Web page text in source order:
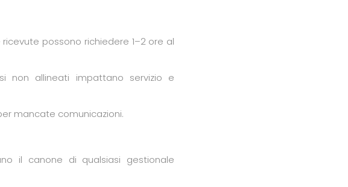
possono richiedere 1–2 ore al
non allineati impattano servizio e
mancate comunicazioni.
il canone di qualsiasi gestionale